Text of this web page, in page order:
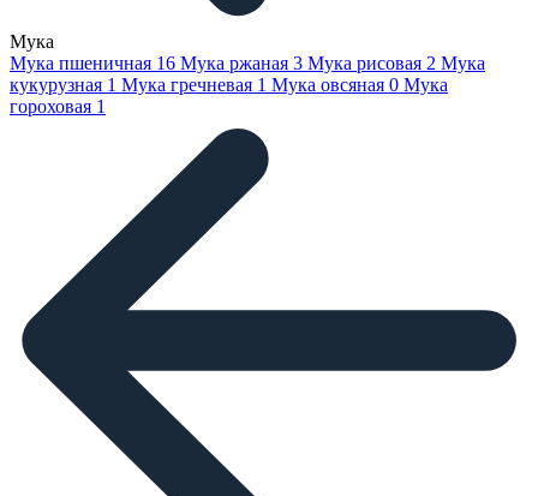
Мука
Мука пшеничная 16 Мука ржаная 3 Мука рисовая 2 Мука
кукурузная 1 Мука гречневая 1 Мука овсяная 0 Мука
гороховая 1